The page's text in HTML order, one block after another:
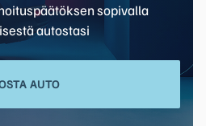
sopivalla
autostasi
AUTO